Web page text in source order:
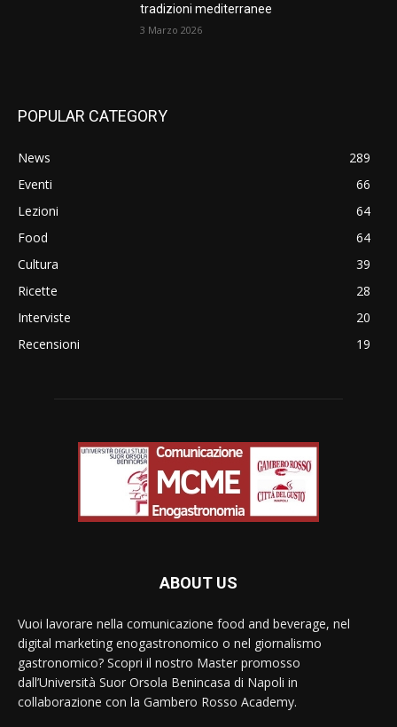
tradizioni mediterranee
3 Marzo 2026
POPULAR CATEGORY
News
289
Eventi
66
Lezioni
64
Food
64
Cultura
39
Ricette
28
Interviste
20
Recensioni
19
ABOUT US
Vuoi lavorare nella comunicazione food and beverage, nel
digital marketing enogastronomico o nel giornalismo
gastronomico? Scopri il nostro Master promosso
dall’Università Suor Orsola Benincasa di Napoli in
collaborazione con la Gambero Rosso Academy.